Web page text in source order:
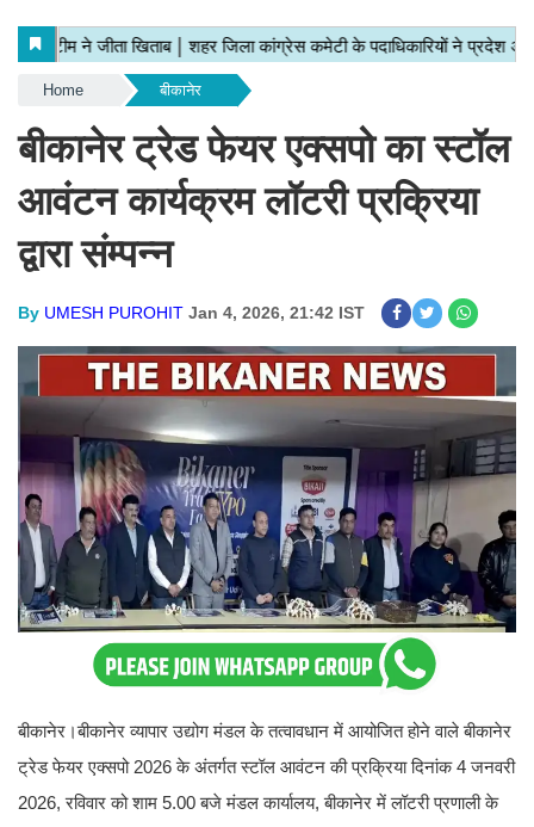
Home बीकानेर
बीकानेर ट्रेड फेयर एक्सपो का स्टॉल
आवंटन कार्यक्रम लॉटरी प्रक्रिया
द्वारा संम्पन्न
By UMESH PUROHIT Jan 4, 2026, 21:42 IST
बीकानेर।बीकानेर व्यापार उद्योग मंडल के तत्वावधान में आयोजित होने वाले बीकानेर
ट्रेड फेयर एक्सपो 2026 के अंतर्गत स्टॉल आवंटन की प्रक्रिया दिनांक 4 जनवरी
2026, रविवार को शाम 5.00 बजे मंडल कार्यालय, बीकानेर में लॉटरी प्रणाली के